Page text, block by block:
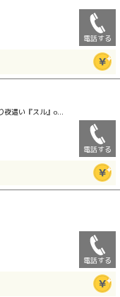
電話する
夜這い『スル』o...
電話する
電話する